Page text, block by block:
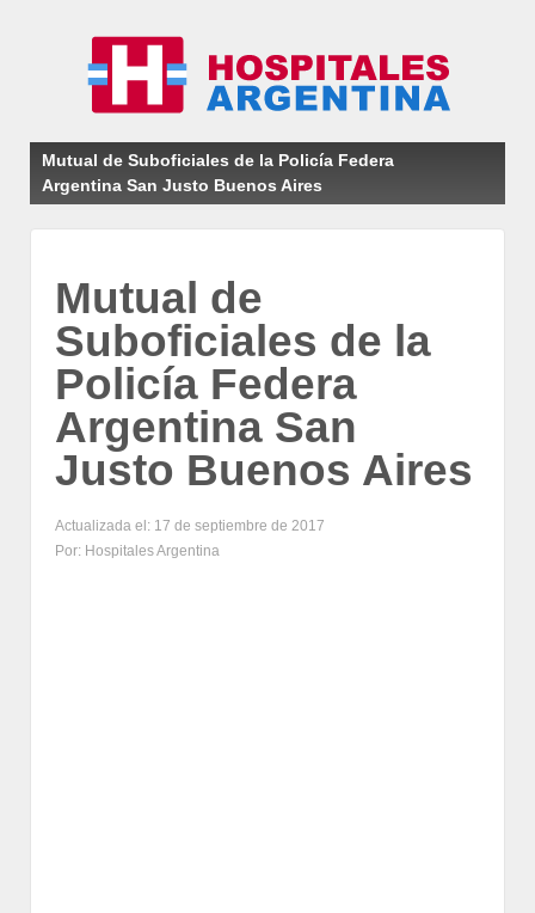
Mutual de Suboficiales de la Policía Federa
Argentina San Justo Buenos Aires
Mutual de
Suboficiales de la
Policía Federa
Argentina San
Justo Buenos Aires
Actualizada el: 17 de septiembre de 2017
Por: Hospitales Argentina